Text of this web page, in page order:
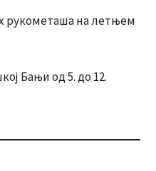
рукометаша на летњем
Бањи од 5. до 12.